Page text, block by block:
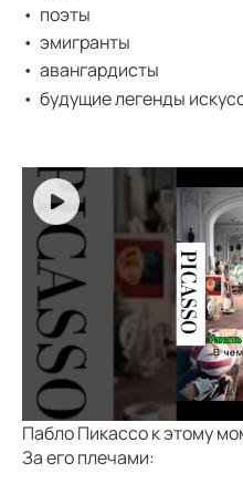
поэты
эмигранты
авангардисты
будущие легенды
Пабло Пикассо к этому
За его плечами: